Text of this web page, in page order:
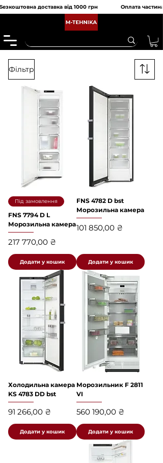
доставка від 1000 грн               Оплата
Фільтр
Під замовлення
FNS 7794 D L
Морозильна камера
Ціна
217 770,00 ₴
Додати у кошик
FNS 4782 D bst
Морозильна камера
Ціна
101 850,00 ₴
Додати у кошик
Холодильна камера
KS 4783 DD bst
Ціна
91 266,00 ₴
Додати у кошик
Морозильник F 2811
VI
Ціна
560 190,00 ₴
Додати у кошик